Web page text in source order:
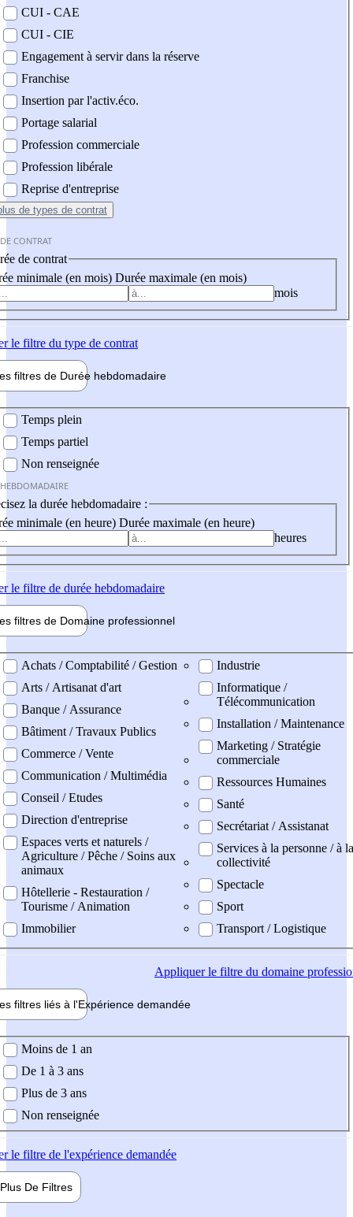
CUI - CAE
CUI - CIE
Engagement à servir dans la réserve
Franchise
Insertion par l'activ.éco.
Portage salarial
Profession commerciale
Profession libérale
Reprise d'entreprise
de types de contrat
CONTRAT
de contrat
minimale (en mois) Durée maximale (en mois)
mois
le filtre du type de contrat
filtres de Durée hebdomadaire
Temps plein
Temps partiel
Non renseignée
la durée hebdomadaire :
minimale (en heure) Durée maximale (en heure)
heures
le filtre de durée hebdomadaire
filtres de Domaine professionnel
professionel
Achats / Comptabilité / Gestion
Arts / Artisanat d'art
Banque / Assurance
Bâtiment / Travaux Publics
Commerce / Vente
Communication / Multimédia
Conseil / Etudes
Direction d'entreprise
Espaces verts et naturels /
Agriculture / Pêche / Soins aux
animaux
Hôtellerie - Restauration /
Tourisme / Animation
Immobilier
Industrie
Informatique /
Télécommunication
Installation / Maintenance
Marketing / Stratégie
commerciale
Ressources Humaines
Santé
Secrétariat / Assistanat
Services à la personne / à la
collectivité
Spectacle
Sport
Transport / Logistique
Appliquerle filtre du domaine
filtres liés à l'Expérience demandée
demandée
Moins de 1 an
De 1 à 3 ans
Plus de 3 ans
Non renseignée
le filtre de l'expérience demandée
Plus De Filtres